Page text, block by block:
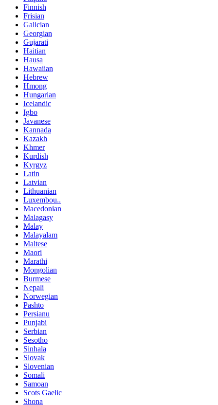
Finnish
Frisian
Galician
Georgian
Gujarati
Haitian
Hausa
Hawaiian
Hebrew
Hmong
Hungarian
Icelandic
Igbo
Javanese
Kannada
Kazakh
Khmer
Kurdish
Kyrgyz
Latin
Latvian
Lithuanian
Luxembou..
Macedonian
Malagasy
Malay
Malayalam
Maltese
Maori
Marathi
Mongolian
Burmese
Nepali
Norwegian
Pashto
Persianu
Punjabi
Serbian
Sesotho
Sinhala
Slovak
Slovenian
Somali
Samoan
Scots Gaelic
Shona